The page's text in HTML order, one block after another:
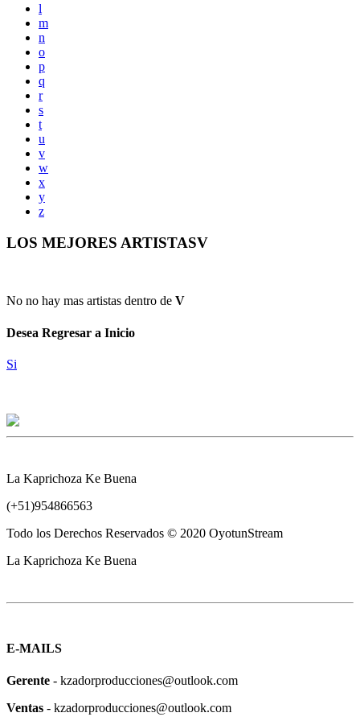
l
m
n
o
p
q
r
s
t
u
v
w
x
y
z
LOS MEJORES ARTISTASV
No no hay mas artistas dentro de V
Desea Regresar a Inicio
Si
La Kaprichoza Ke Buena
(+51)954866563
Todo los Derechos Reservados © 2020 OyotunStream
La Kaprichoza Ke Buena
E-MAILS
Gerente - kzadorproducciones@outlook.com
Ventas - kzadorproducciones@outlook.com